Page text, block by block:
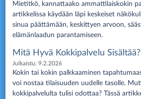
Mietitkö, kannattaako ammattilaiskokin
artikkelissa käydään läpi keskeiset
sinua päättämään, keskittyen arvoon,
elämänlaadun parantamiseen.
Mitä Hyvä Kokkipalvelu Sisältää?
Julkaistu: 9.2.2026
Kokin tai kokin palkkaaminen
voi nostaa tilaisuuden uudelle tasolle.
kokkipalvelulta tulisi odottaa? Tässä